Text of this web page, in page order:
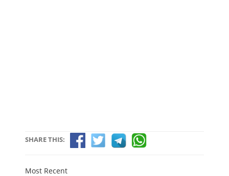
SHARE THIS:
Most Recent